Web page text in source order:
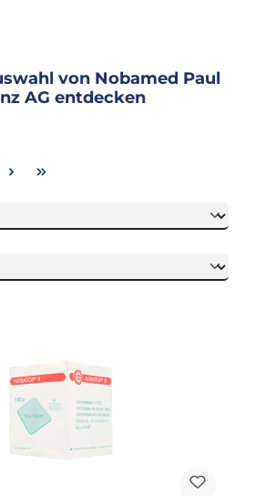
von Nobamed Paul
AG entdecken